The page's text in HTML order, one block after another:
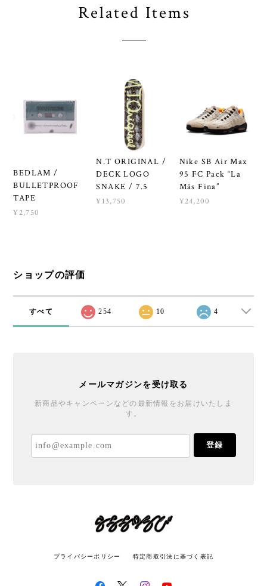
Related Items
BEDLAM /
BULLETPROOF
TAPE
¥2,750
N.T ORIGINAL /
DECK LOGO
SNAKE / 7.5
¥13,750
Nike SB Air Max
95 FC Pack “La
Más Fina”
¥24,200
ショップの評価
すべて 254 10 4
メールマガジンを受け取る
新商品やキャンペーンなどの最新情報をお届けいたしま
す。
登録
プライバシーポリシー 特定商取引法に基づく表記